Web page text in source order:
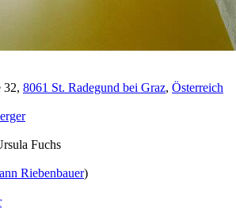
32, 8061 St. Radegund bei Graz, Österreich
Fuchs
Riebenbauer)